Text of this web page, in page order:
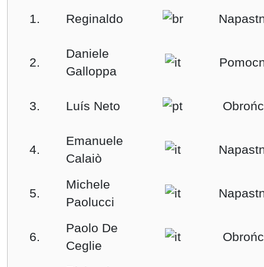
1. Reginaldo
2.
Daniele
Galloppa
3. Luís Neto
4.
Emanuele
Calaiò
5.
Michele
Paolucci
6.
Paolo De
Ceglie